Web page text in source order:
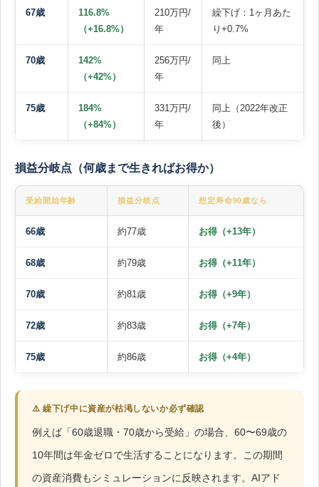
67歳
116.8%
（+16.8%）
210万円/
年
繰下げ：1ヶ月あた
り+0.7%
70歳
142%
（+42%）
256万円/
年
同上
75歳
184%
（+84%）
331万円/
年
同上（2022年改正
後）
損益分岐点（何歳まで生きればお得か）
受給開始年齢 損益分岐点 想定寿命90歳なら
66歳 約77歳 お得（+13年）
68歳 約79歳 お得（+11年）
70歳 約81歳 お得（+9年）
72歳 約83歳 お得（+7年）
75歳 約86歳 お得（+4年）
⚠️ 繰下げ中に資産が枯渇しないか必ず確認
例えば「60歳退職・70歳から受給」の場合、60〜69歳の
10年間は年金ゼロで生活することになります。この期間
の資産消費もシミュレーションに反映されます。AIアド